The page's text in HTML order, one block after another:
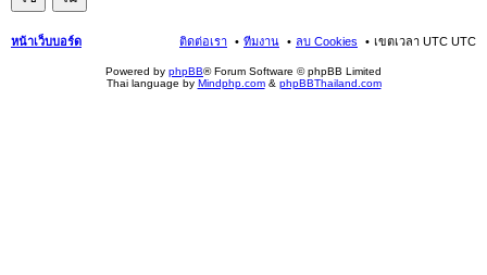
หน้าเว็บบอร์ด เขตเวลา UTC UTC
ลบ Cookies
ทีมงาน
ติดต่อเรา
Powered by phpBB® Forum Software © phpBB Limited
Thai language by Mindphp.com& phpBBThailand.com